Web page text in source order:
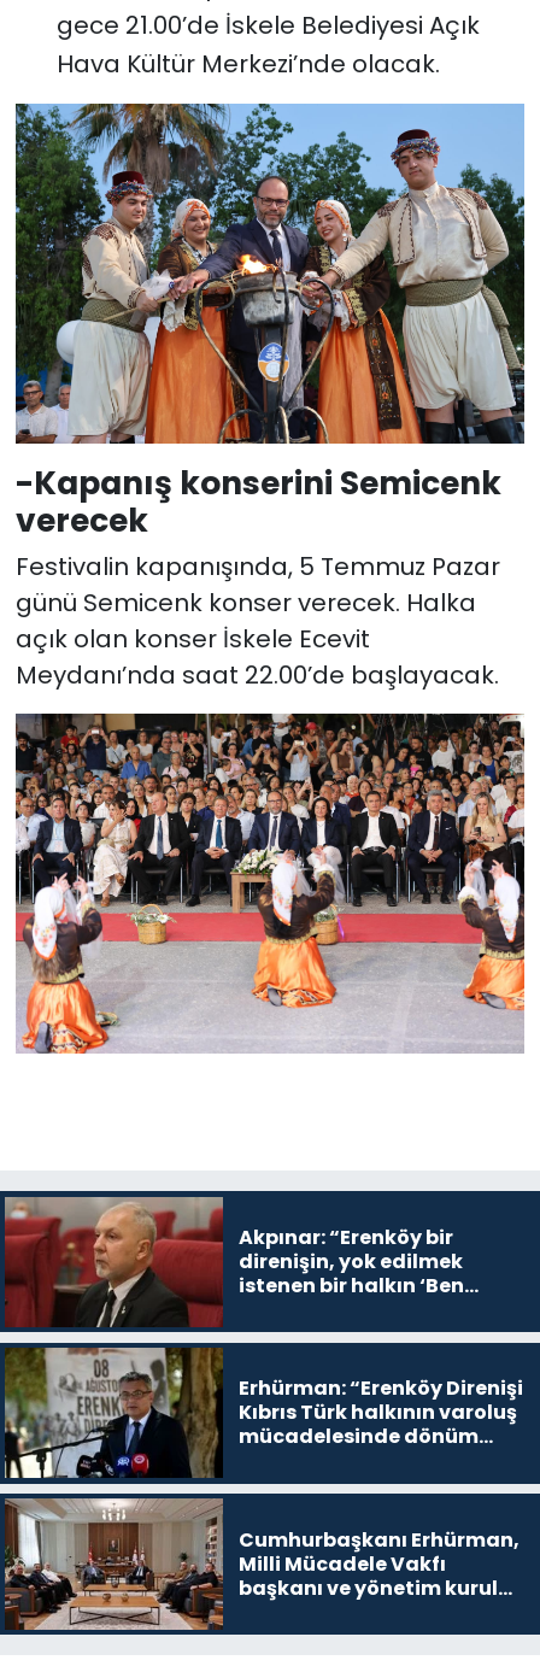
gece 21.00’de İskele Belediyesi Açık
Hava Kültür Merkezi’nde olacak.
-Kapanış konserini Semicenk
verecek
Festivalin kapanışında, 5 Temmuz Pazar
günü Semicenk konser verecek. Halka
açık olan konser İskele Ecevit
Meydanı’nda saat 22.00’de başlayacak.
Akpınar: “Erenköy bir
direnişin, yok edilmek
istenen bir halkın ‘Ben
devam edeceğim’ dediği
Erhürman: “Erenköy Direnişi
Kıbrıs Türk halkının varoluş
mücadelesinde dönüm
Cumhurbaşkanı Erhürman,
Milli Mücadele Vakfı
başkanı ve yönetim kurulu